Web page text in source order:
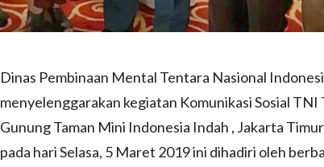
Dinas Pembinaan Mental Tentara Nasional
menyelenggarakan kegiatan Komunikasi Sosial TNI
Gunung Taman Mini Indonesia Indah , Jakarta
pada hari Selasa, 5 Maret 2019 ini dihadiri oleh